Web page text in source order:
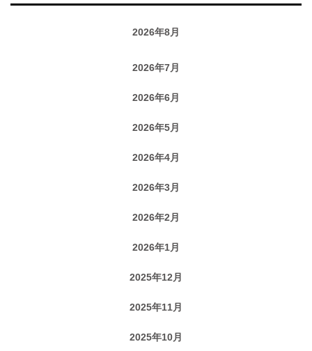
2026年8月
2026年7月
2026年6月
2026年5月
2026年4月
2026年3月
2026年2月
2026年1月
2025年12月
2025年11月
2025年10月